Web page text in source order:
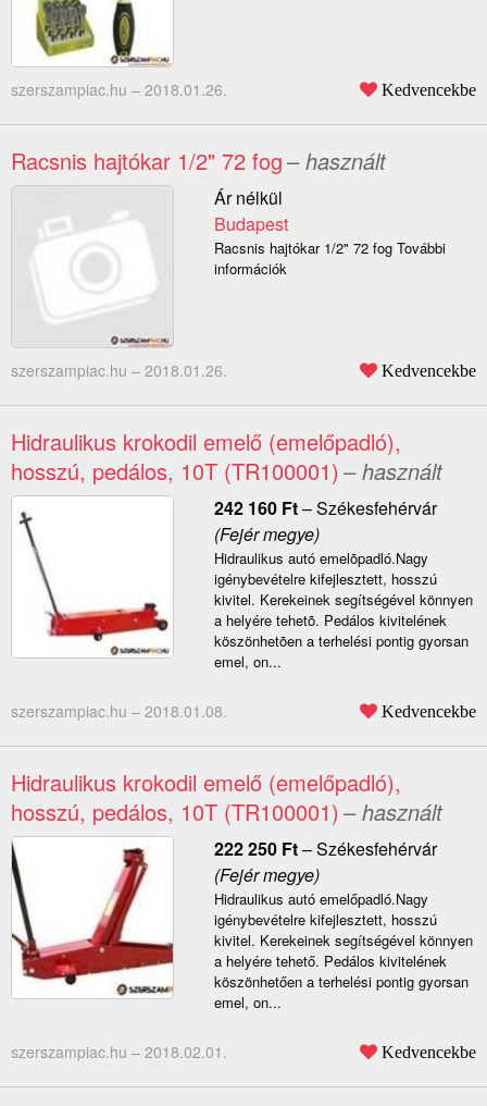
szerszampiac.hu – 2018.01.26. Kedvencekbe
Racsnis hajtókar 1/2" 72 fog– használt
Ár nélkül
Budapest
Racsnis hajtókar 1/2" 72 fog További
információk
szerszampiac.hu – 2018.01.26. Kedvencekbe
Hidraulikus krokodil emelő (emelőpadló),
hosszú, pedálos, 10T (TR100001) – használt
242 160 Ft–Székesfehérvár
(Fejér megye)
Hidraulikus autó emelõpadló.Nagy
igénybevételre kifejlesztett, hosszú
kivitel. Kerekeinek segítségével könnyen
a helyére tehetõ. Pedálos kivitelének
köszönhetõen a terhelési pontig gyorsan
emel, on...
szerszampiac.hu – 2018.01.08. Kedvencekbe
Hidraulikus krokodil emelő (emelőpadló),
hosszú, pedálos, 10T (TR100001) – használt
222 250 Ft–Székesfehérvár
(Fejér megye)
Hidraulikus autó emelőpadló.Nagy
igénybevételre kifejlesztett, hosszú
kivitel. Kerekeinek segítségével könnyen
a helyére tehető. Pedálos kivitelének
köszönhetően a terhelési pontig gyorsan
emel, on...
szerszampiac.hu – 2018.02.01. Kedvencekbe